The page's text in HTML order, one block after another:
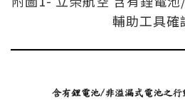
輔助工具確